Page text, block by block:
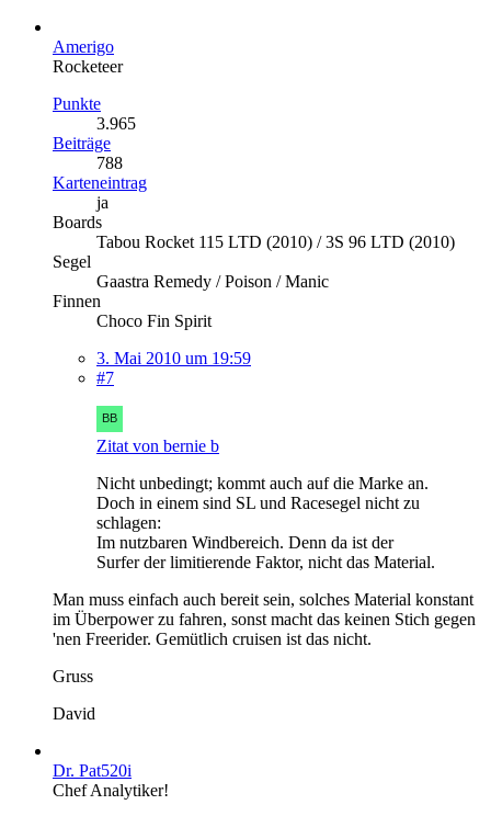
Amerigo
Rocketeer
Punkte
3.965
Beiträge
788
Karteneintrag
ja
Boards
Tabou Rocket 115 LTD (2010) / 3S 96 LTD (2010)
Segel
Gaastra Remedy / Poison / Manic
Finnen
Choco Fin Spirit
3. Mai 2010 um 19:59
#7
Zitat von bernie b
Nicht unbedingt; kommt auch auf die Marke an.
Doch in einem sind SL und Racesegel nicht zu
schlagen:
Im nutzbaren Windbereich. Denn da ist der
Surfer der limitierende Faktor, nicht das Material.
Man muss einfach auch bereit sein, solches Material konstant
im Überpower zu fahren, sonst macht das keinen Stich gegen
'nen Freerider. Gemütlich cruisen ist das nicht.
Gruss
David
Dr. Pat520i
Chef Analytiker!